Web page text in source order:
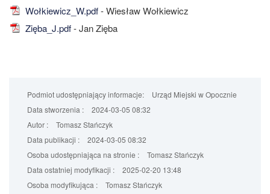
Wołkiewicz_W.pdf- Wiesław Wołkiewicz
Zięba_J.pdf- Jan Zięba
Podmiot udostępniający informacje:
Urząd Miejski w Opocznie
Data stworzenia :
2024-03-05 08:32
Autor :
Tomasz Stańczyk
Data publikacji :
2024-03-05 08:32
Osoba udostępniająca na stronie :
Tomasz Stańczyk
Data ostatniej modyfikacji :
2025-02-20 13:48
Osoba modyfikująca :
Tomasz Stańczyk